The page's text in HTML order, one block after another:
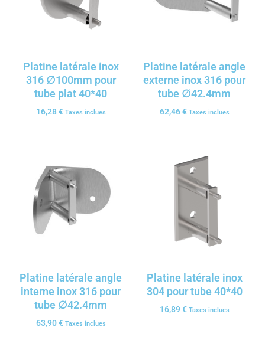
Platine latérale inox
316 ∅100mm pour
tube plat 40*40
16,28€ Taxes inclues
Platine latérale angle
externe inox 316 pour
tube ∅42.4mm
62,46€ Taxes inclues
Platine latérale angle
interne inox 316 pour
tube ∅42.4mm
63,90€ Taxes inclues
Platine latérale inox
304 pour tube 40*40
16,89€ Taxes inclues